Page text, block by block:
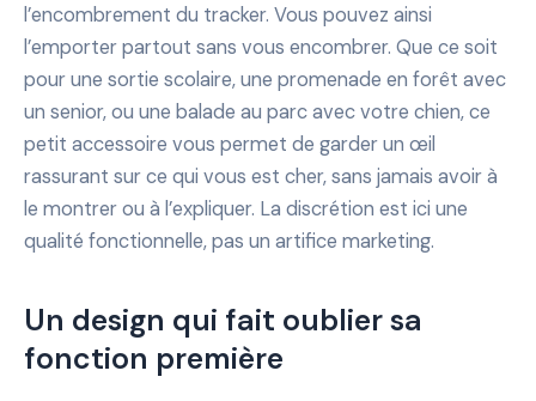
l’encombrement du tracker. Vous pouvez ainsi
l’emporter partout sans vous encombrer. Que ce soit
pour une sortie scolaire, une promenade en forêt avec
un senior, ou une balade au parc avec votre chien, ce
petit accessoire vous permet de garder un œil
rassurant sur ce qui vous est cher, sans jamais avoir à
le montrer ou à l’expliquer. La discrétion est ici une
qualité fonctionnelle, pas un artifice marketing.
Un design qui fait oublier sa
fonction première